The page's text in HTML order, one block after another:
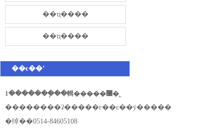
��ҵ����
��ҵ����
��ϵ��ʽ
1�������ֽ��輯�����޹�˾
��ַ������ʡ�����г��ͼ��ÿ�����
�绰��0514-84605108